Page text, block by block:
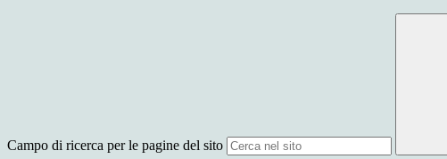
Campo di ricerca per le pagine del sito